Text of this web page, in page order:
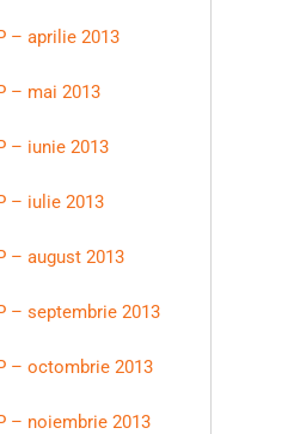
– aprilie 2013
– mai 2013
– iunie 2013
– iulie 2013
– august 2013
– septembrie 2013
– octombrie 2013
– noiembrie 2013